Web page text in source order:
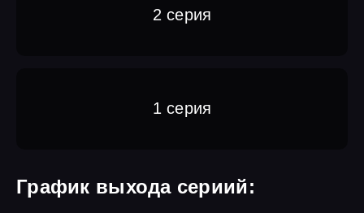
2 серия
1 серия
График выхода сериий: